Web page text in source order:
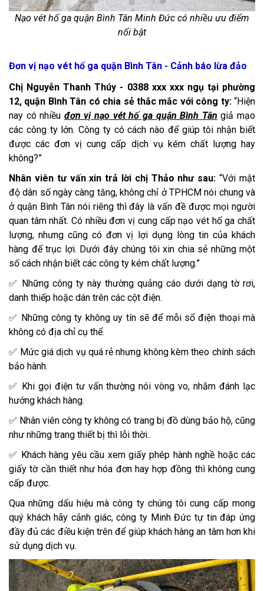
Nạo vét hố ga quận Bình Tân Minh Đức có nhiều ưu điểm
nổi bật​
Đơn vị nạo vét hố ga quận Bình Tân - Cảnh báo lừa đảo
Chị Nguyễn Thanh Thúy - 0388 xxx xxx ngụ tại phường
12, quận Bình Tân có chia sẻ thắc mắc với công ty:“Hiện
nay có nhiều đơn vị nạo vét hố ga quận Bình Tân giả mạo
các công ty lớn. Công ty có cách nào để giúp tôi nhận biết
được các đơn vị cung cấp dịch vụ kém chất lượng hay
không?”
Nhân viên tư vấn xin trả lời chị Thảo như sau: “Với mật
độ dân số ngày càng tăng, không chỉ ở TPHCM nói chung và
ở quận Bình Tân nói riêng thì đây là vấn đề được mọi người
quan tâm nhất. Có nhiều đơn vị cung cấp nạo vét hố ga chất
lượng, nhưng cũng có đơn vị lợi dụng lòng tin của khách
hàng để trục lợi. Dưới đây chúng tôi xin chia sẻ những một
số cách nhận biết các công ty kém chất lượng.”
✅ Những công ty này thường quảng cáo dưới dạng tờ rơi,
danh thiếp hoặc dán trên các cột điện.
✅ Những công ty không uy tín sẽ để mỗi số điện thoại mà
không có địa chỉ cụ thể.
✅ Mức giá dịch vụ quá rẻ nhưng không kèm theo chính sách
bảo hành.
✅ Khi gọi điện tư vấn thường nói vòng vo, nhằm đánh lạc
hướng khách hàng.
✅ Nhân viên công ty không có trang bị đồ dùng bảo hộ, cũng
như những trang thiết bị thì lỗi thời..
✅ Khách hàng yêu cầu xem giấy phép hành nghề hoặc các
giấy tờ cần thiết như hóa đơn hay hợp đồng thì không cung
cấp được.
Qua những dấu hiệu mà công ty chúng tôi cung cấp mong
quý khách hãy cảnh giác, công ty Minh Đức tự tin đáp ứng
đầy đủ các điều kiện trên để giúp khách hàng an tâm hơn khi
sử dụng dịch vụ.